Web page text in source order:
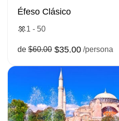
Éfeso Clásico
1 - 50
de $60.00 $35.00 /persona